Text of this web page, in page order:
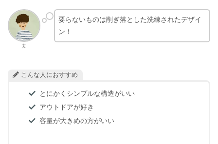
夫
要らないものは削ぎ落とした洗練されたデザイ
ン！
こんな人におすすめ
とにかくシンプルな構造がいい
アウトドアが好き
容量が大きめの方がいい